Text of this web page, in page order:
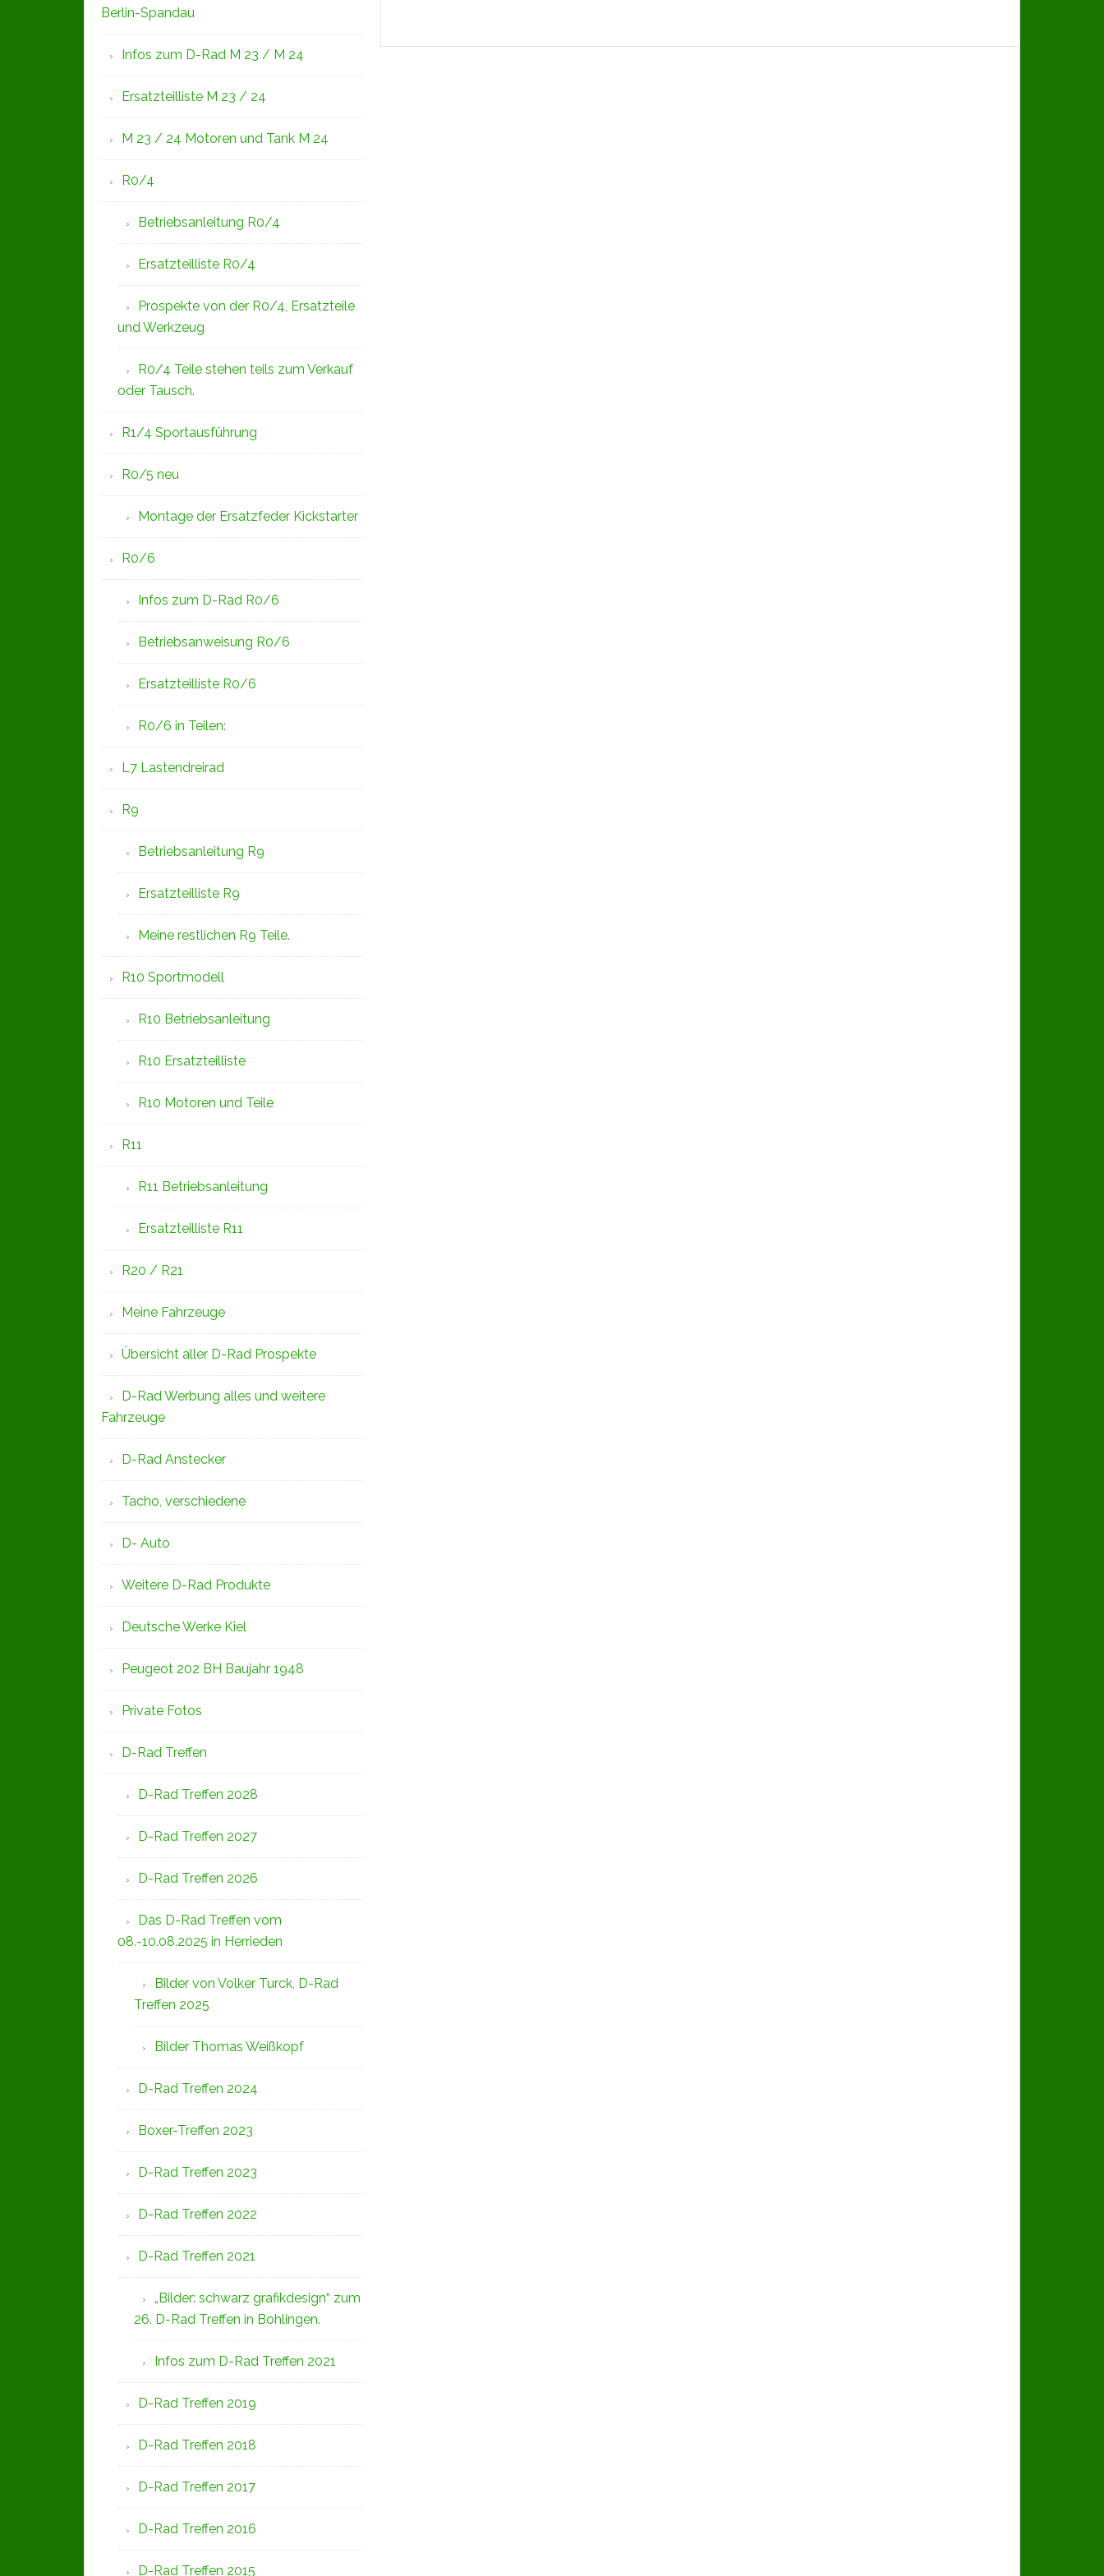
Berlin-Spandau
Infos zum D-Rad M 23 / M 24
Ersatzteilliste M 23 / 24
M 23 / 24 Motoren und Tank M 24
R0/4
Betriebsanleitung R0/4
Ersatzteilliste R0/4
Prospekte von der R0/4, Ersatzteile
und Werkzeug
R0/4 Teile stehen teils zum Verkauf
oder Tausch.
R1/4 Sportausführung
R0/5 neu
Montage der Ersatzfeder Kickstarter
R0/6
Infos zum D-Rad R0/6
Betriebsanweisung R0/6
Ersatzteilliste R0/6
R0/6 in Teilen:
L7 Lastendreirad
R9
Betriebsanleitung R9
Ersatzteilliste R9
Meine restlichen R9 Teile.
R10 Sportmodell
R10 Betriebsanleitung
R10 Ersatzteilliste
R10 Motoren und Teile
R11
R11 Betriebsanleitung
Ersatzteilliste R11
R20 / R21
Meine Fahrzeuge
Übersicht aller D-Rad Prospekte
D-Rad Werbung alles und weitere
Fahrzeuge
D-Rad Anstecker
Tacho, verschiedene
D- Auto
Weitere D-Rad Produkte
Deutsche Werke Kiel
Peugeot 202 BH Baujahr 1948
Private Fotos
D-Rad Treffen
D-Rad Treffen 2028
D-Rad Treffen 2027
D-Rad Treffen 2026
Das D-Rad Treffen vom
08.-10.08.2025 in Herrieden
Bilder von Volker Turck, D-Rad
Treffen 2025
Bilder Thomas Weißkopf
D-Rad Treffen 2024
Boxer-Treffen 2023
D-Rad Treffen 2023
D-Rad Treffen 2022
D-Rad Treffen 2021
„Bilder: schwarz grafikdesign“ zum
26. D-Rad Treffen in Bohlingen.
Infos zum D-Rad Treffen 2021
D-Rad Treffen 2019
D-Rad Treffen 2018
D-Rad Treffen 2017
D-Rad Treffen 2016
D-Rad Treffen 2015